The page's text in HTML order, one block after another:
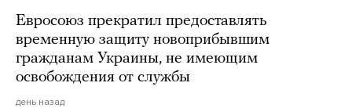
Евросоюз прекратил предоставлять
временную защиту новоприбывшим
гражданам Украины, не имеющим
освобождения от службы
день назад